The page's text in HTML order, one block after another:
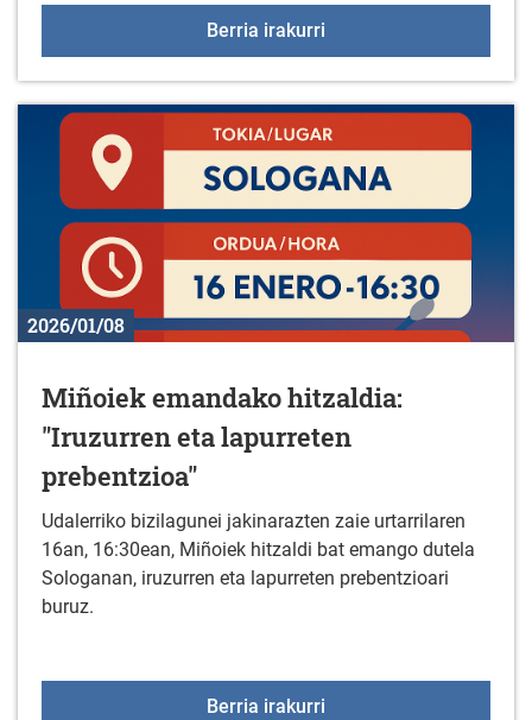
Berria irakurri
2026/01/08
Miñoiek emandako hitzaldia:
"Iruzurren eta lapurreten
prebentzioa"
Udalerriko bizilagunei jakinarazten zaie urtarrilaren
16an, 16:30ean, Miñoiek hitzaldi bat emango dutela
Sologanan, iruzurren eta lapurreten prebentzioari
buruz.
Berria irakurri